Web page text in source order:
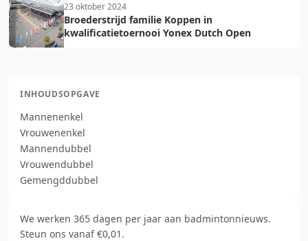
23 oktober 2024
Broederstrijd familie Koppen in
kwalificatietoernooi Yonex Dutch Open
INHOUDSOPGAVE
Mannenenkel
Vrouwenenkel
Mannendubbel
Vrouwendubbel
Gemengddubbel
We werken 365 dagen per jaar aan badmintonnieuws.
Steun ons vanaf €0,01.